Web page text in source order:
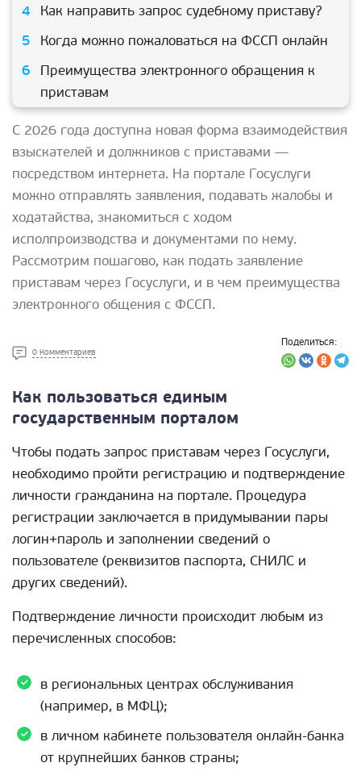
Как направить запрос судебному приставу?
Когда можно пожаловаться на ФССП онлайн
Преимущества электронного обращения к
приставам
С 2026 года доступна новая форма взаимодействия
взыскателей и должников с приставами —
посредством интернета. На портале Госуслуги
можно отправлять заявления, подавать жалобы и
ходатайства, знакомиться с ходом
исполпроизводства и документами по нему.
Рассмотрим пошагово, как подать заявление
приставам через Госуслуги, и в чем преимущества
электронного общения с ФССП.
0 Комментариев
Поделиться:
Как пользоваться единым
государственным порталом
Чтобы подать запрос приставам через Госуслуги,
необходимо пройти регистрацию и подтверждение
личности гражданина на портале. Процедура
регистрации заключается в придумывании пары
логин+пароль и заполнении сведений о
пользователе (реквизитов паспорта, СНИЛС и
других сведений).
Подтверждение личности происходит любым из
перечисленных способов:
в региональных центрах обслуживания
(например, в МФЦ);
в личном кабинете пользователя онлайн-банка
от крупнейших банков страны;